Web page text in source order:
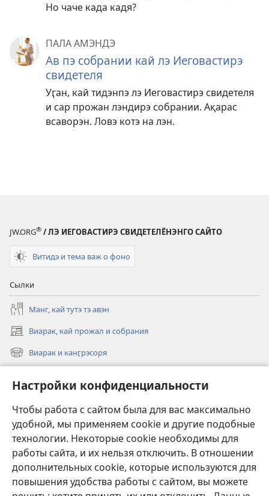
Настройки конфиденциальности
Чтобы работа с сайтом была для вас максимально
удобной, мы применяем cookie и другие подобные
технологии. Некоторые cookie необходимы для
работы сайта, и их нельзя отключить. В отношении
дополнительных cookie, которые используются для
повышения удобства работы с сайтом, вы можете
Но чаче када кадя?
ПАЛА АМЭНДЭ
Ав пэ собрании кай лэ Иеговастирэ
свидетеля
Уӷан, кай тидэнпэ лэ Иеговастирэ свидетеля
и сар прожан лэндирэ собрании. Ақарас
всаворэн. Ловэ котэ на лэн.
JW.ORG® / ЛЭ ИЕГОВАСТИРЭ СВИДЕТЕЛЁНЭНГО САЙТО
Витидэ и тема важ о фоно
Сылки
Манг, кай тутэ тэ авэн
Виарак, кай прожал и собрания
(открывается
в
новом
Виарак и канӷрэсоря
(открывается
в
новом
окне) Видео
Родэ
Тэ шос ловэ
(открывается
в
новом
окне)
ОНЛАЙН-БИБЛИАТЕКА Сторожэво башня
(открывается